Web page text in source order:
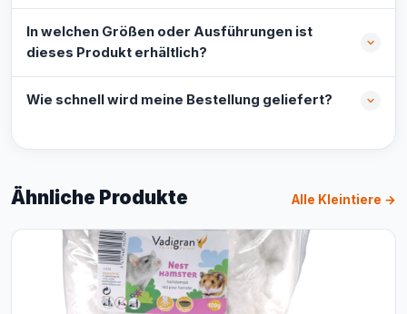
In welchen Größen oder Ausführungen ist
dieses Produkt erhältlich?
Wie schnell wird meine Bestellung geliefert?
Ähnliche Produkte Alle Kleintiere →